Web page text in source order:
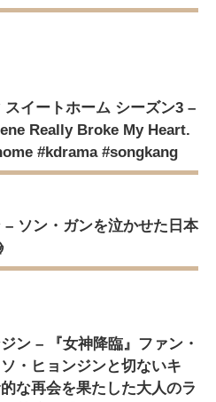
スイートホーム シーズン3 –
Really Broke My Heart.
#kdrama #songkang
– ソン・ガンを泣かせた日本
ン – 『女神降臨』ファン・
・ヒョンジンと切ないキ
再会を果たした大人のラ